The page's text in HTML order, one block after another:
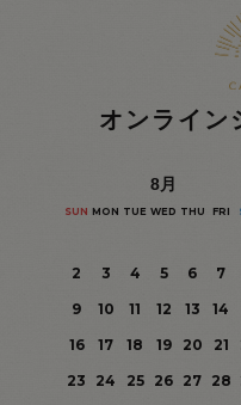
オンライン
8月
SUN MON TUE WED THU FRI
2
3 4 5 6 7
9
10 11 12 13 14
16
17 18 19 20 21
23
24 25 26 27 28